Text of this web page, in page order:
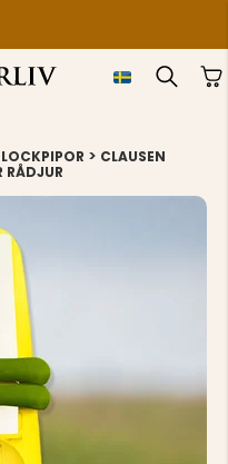
LOCKPIPOR > CLAUSEN
RÅDJUR